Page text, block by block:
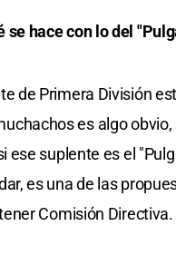
se hace con lo del
de Primera División
es algo
ese suplente es el
es una de las
Comisión Directiva.